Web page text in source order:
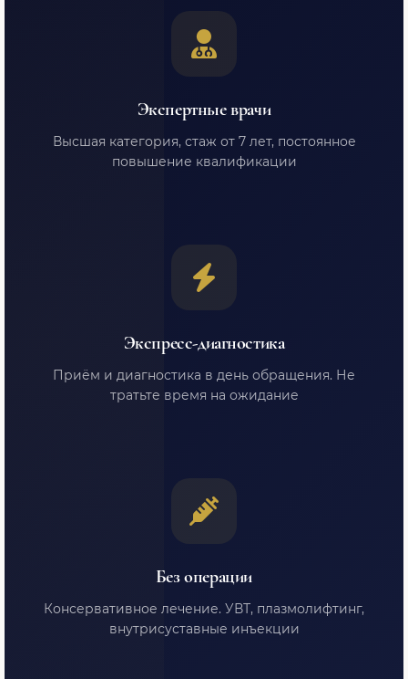
Экспертные врачи
Высшая категория, стаж от 7 лет, постоянное
повышение квалификации
Экспресс-диагностика
Приём и диагностика в день обращения. Не
тратьте время на ожидание
Без операции
Консервативное лечение. УВТ, плазмолифтинг,
внутрисуставные инъекции